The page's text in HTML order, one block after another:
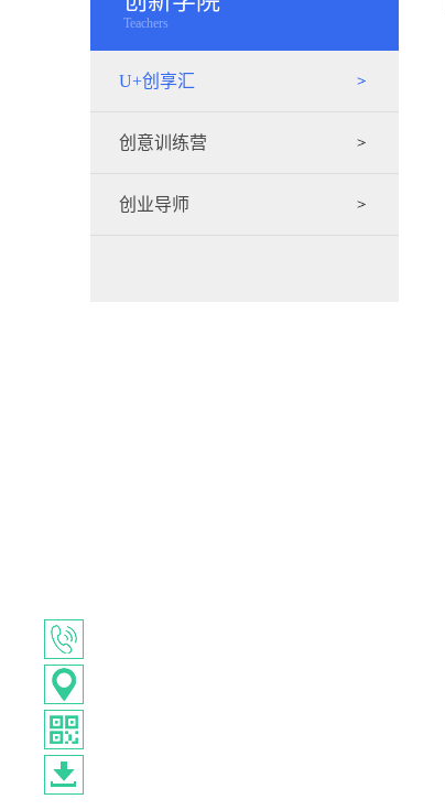
Teachers
U+创享汇
创意训练营
创业导师